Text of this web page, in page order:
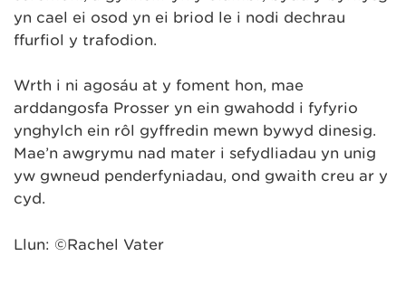
yn cael ei osod yn ei briod le i nodi dechrau
ffurfiol y trafodion.
Wrth i ni agosáu at y foment hon, mae
arddangosfa Prosser yn ein gwahodd i fyfyrio
ynghylch ein rôl gyffredin mewn bywyd dinesig.
Mae’n awgrymu nad mater i sefydliadau yn unig
yw gwneud penderfyniadau, ond gwaith creu ar y
cyd.
Llun: ©Rachel Vater